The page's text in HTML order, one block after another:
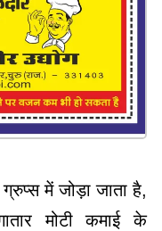
में जोड़ा जाता है,
मोटी कमाई के